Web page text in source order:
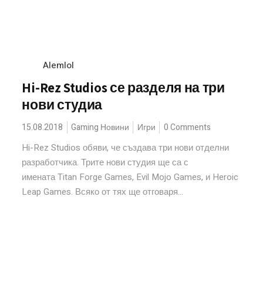
Alemlol
Hi-Rez Studios се разделя на три
нови студиа
15.08.2018 Gaming Новини Игри 0 Comments
Hi-Rez Studios обяви, че създава три нови отделни
разработчика. Трите нови студия ще са с
имената Titan Forge Games, Evil Mojo Games, и Heroic
Leap Games. Всяко от тях ще отговаря...